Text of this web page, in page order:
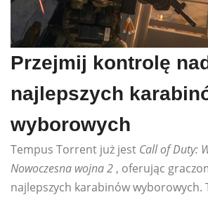
Przejmij kontrolę
najlepszych
wyborowych
Tempus Torrent już jest Call of Duty:
Nowoczesna wojna 2 , oferując
najlepszych karabinów wyborowych.